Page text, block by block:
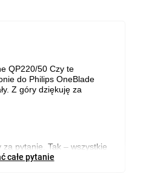
QP220/50 Czy te
do Philips OneBlade
Z góry dziękuję za
pytanie. Tak – wszystkie
są w pełni
całe pytanie